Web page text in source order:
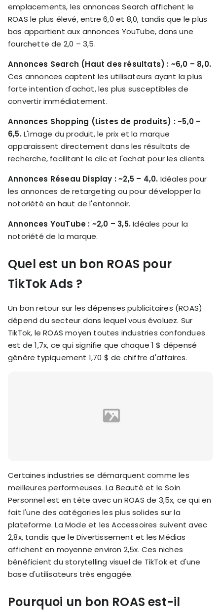
emplacements, les annonces Search affichent le
ROAS le plus élevé, entre 6,0 et 8,0, tandis que le plus
bas appartient aux annonces YouTube, dans une
fourchette de 2,0 – 3,5.
Annonces Search (Haut des résultats) : ~6,0 – 8,0.
Ces annonces captent les utilisateurs ayant la plus
forte intention d'achat, les plus susceptibles de
convertir immédiatement.
Annonces Shopping (Listes de produits) : ~5,0 –
6,5.L'image du produit, le prix et la marque
apparaissent directement dans les résultats de
recherche, facilitant le clic et l'achat pour les clients.
Annonces Réseau Display : ~2,5 – 4,0. Idéales pour
les annonces de retargeting ou pour développer la
notoriété en haut de l'entonnoir.
Annonces YouTube : ~2,0 – 3,5.Idéales pour la
notoriété de la marque.
Quel est un bon ROAS pour
TikTok Ads ?
Un bon retour sur les dépenses publicitaires (ROAS)
dépend du secteur dans lequel vous évoluez. Sur
TikTok, le ROAS moyen toutes industries confondues
est de 1,7x, ce qui signifie que chaque 1 $ dépensé
génère typiquement 1,70 $ de chiffre d'affaires.
Certaines industries se démarquent comme les
meilleures performeuses. La Beauté et le Soin
Personnel est en tête avec un ROAS de 3,5x, ce qui en
fait l'une des catégories les plus solides sur la
plateforme. La Mode et les Accessoires suivent avec
2,8x, tandis que le Divertissement et les Médias
affichent en moyenne environ 2,5x. Ces niches
bénéficient du storytelling visuel de TikTok et d'une
base d'utilisateurs très engagée.
Pourquoi un bon ROAS est-il